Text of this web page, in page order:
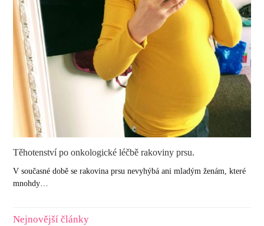
Těhotenství po onkologické léčbě rakoviny prsu.
V současné době se rakovina prsu nevyhýbá ani mladým ženám, které
mnohdy…
Nejnovější články